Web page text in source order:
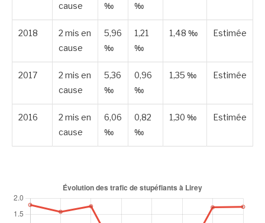
cause
‰
‰
2018
2 mis en
cause
5,96
‰
1,21
‰
1,48 ‰ Estimée
2017
2 mis en
cause
5,36
‰
0,96
‰
1,35 ‰ Estimée
2016
2 mis en
cause
6,06
‰
0,82
‰
1,30 ‰ Estimée